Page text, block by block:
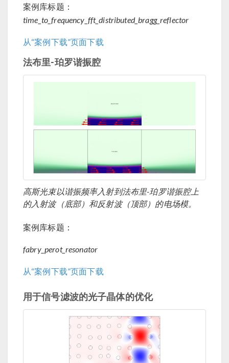
案例库标题：
time_to_frequency_fft_distributed_bragg_reflector
从“案例下载”页面下载
法布里-珀罗谐振腔
高斯光束以谐振频率入射到法布里-珀罗谐振腔上
的入射波（底部）和反射波（顶部）的电场模。
案例库标题：
fabry_perot_resonator
从“案例下载”页面下载
用于信号滤波的光子晶体的优化